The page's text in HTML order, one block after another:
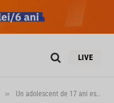
LIVE
» Un adolescent de 17 ani este eroul zilei la Constanța, după ce a salvat o tânără de la înec